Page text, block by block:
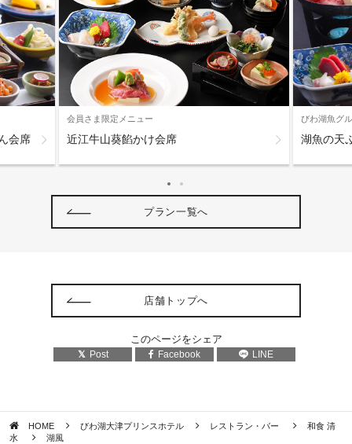
会席
会員さま限定メニュー
近江牛山葵餡かけ会席
びわ湖魚グ
湖魚の天
プラン一覧へ
店舗トップへ
このページをシェア
Post Facebook LINE
HOME びわ湖大津プリンスホテル レストラン・バー
和食 清
水
湖風